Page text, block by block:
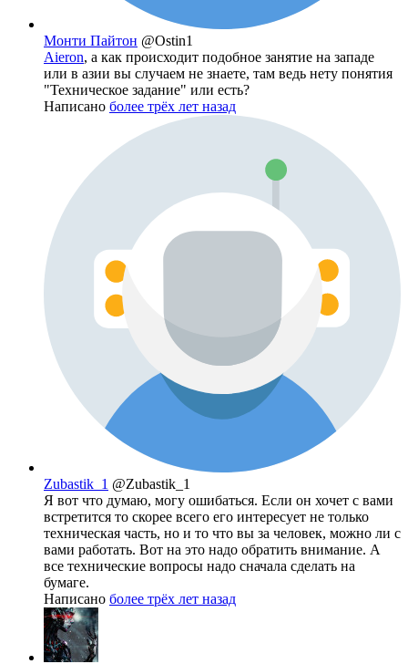
Монти Пайтон @Ostin1
Aieron, а как происходит подобное занятие на западе
или в азии вы случаем не знаете, там ведь нету понятия
"Техническое задание" или есть?
Написано более трёх лет назад
Zubastik_1 @Zubastik_1
Я вот что думаю, могу ошибаться. Если он хочет с вами
встретится то скорее всего его интересует не только
техническая часть, но и то что вы за человек, можно ли с
вами работать. Вот на это надо обратить внимание. А
все технические вопросы надо сначала сделать на
бумаге.
Написано более трёх лет назад